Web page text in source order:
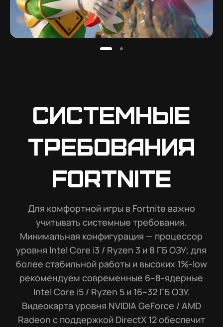
Системные
требования
Fortnite
Для комфортной игры в Fortnite важно
учитывать системные требования.
Минимальная конфигурация — процессор
уровня Intel Core i3 / Ryzen 3 и 8 ГБ ОЗУ; для
более стабильной работы и высоких 1%-low
рекомендуем современные 6–8-ядерные
Intel Core i5 / Ryzen 5 и 16–32 ГБ ОЗУ.
Видеокарта уровня NVIDIA GeForce / AMD
Radeon с поддержкой DirectX 12 обеспечит